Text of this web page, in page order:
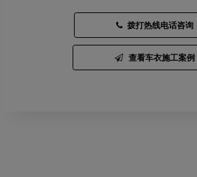
拨打热线电话咨询
查看车衣施工案例